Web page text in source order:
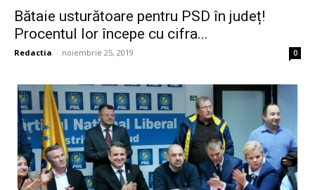
Bătaie usturătoare pentru PSD în județ!
Procentul lor începe cu cifra...
Redactia - noiembrie 25, 2019 0